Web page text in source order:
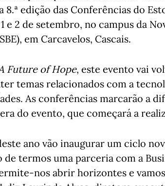
edição das Conferências do
e 2 de setembro, no campus da
em Carcavelos, Cascais.
Future of Hope, este evento vai
temas relacionados com a
As conferências marcarão a
do evento, que começará a
ano vão inaugurar um ciclo
de termos uma parceria com a
nos abrir horizontes e